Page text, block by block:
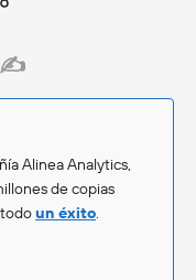
✍️
Alinea Analytics,
de copias
un éxito.